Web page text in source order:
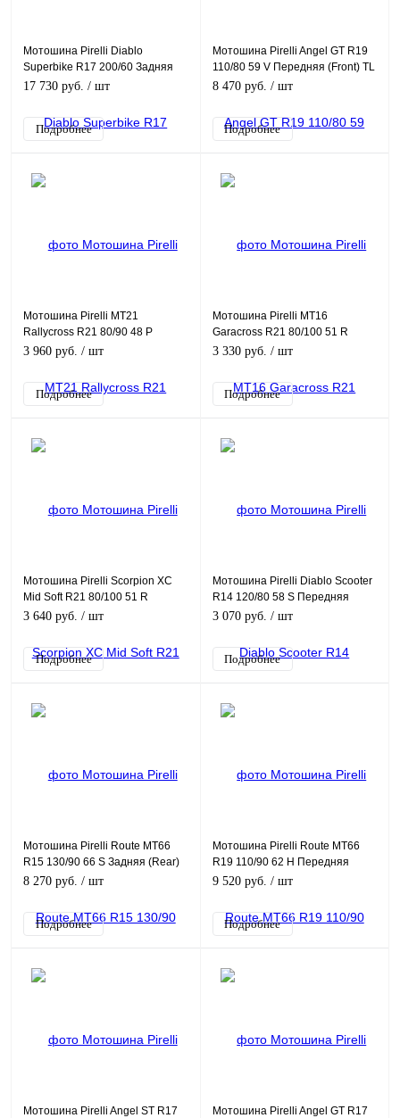
Мотошина Pirelli Diablo
Superbike R17 200/60 Задняя
(Rear) TL SC0
17 730 руб. / шт
Подробнее
Мотошина Pirelli Angel GT R19
110/80 59 V Передняя (Front) TL
8 470 руб. / шт
Подробнее
Мотошина Pirelli MT21
Rallycross R21 80/90 48 P
Передняя (Front) TT
3 960 руб. / шт
Подробнее
Мотошина Pirelli MT16
Garacross R21 80/100 51 R
Передняя (Front) TT
3 330 руб. / шт
Подробнее
Мотошина Pirelli Scorpion XC
Mid Soft R21 80/100 51 R
Передняя (Front) TT
3 640 руб. / шт
Подробнее
Мотошина Pirelli Diablo Scooter
R14 120/80 58 S Передняя
(Front) TL
3 070 руб. / шт
Подробнее
Мотошина Pirelli Route MT66
R15 130/90 66 S Задняя (Rear)
TT
8 270 руб. / шт
Подробнее
Мотошина Pirelli Route MT66
R19 110/90 62 H Передняя
(Front) TL
9 520 руб. / шт
Подробнее
Мотошина Pirelli Angel ST R17
Мотошина Pirelli Angel GT R17